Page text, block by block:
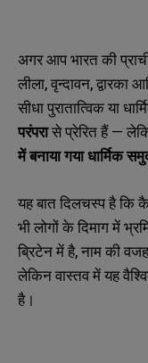
अगर आप भारत की
लीला,वृन्दावन,द्वारका
सीधा पुरातात्विक या
परंपरासे प्रेरित हैं —
में बनाया गया धार्मिक
यह बात दिलचस्प है कि
भी लोगों के दिमाग में
ब्रिटेन में है,नाम की
लेकिन वास्तव में यह
है।